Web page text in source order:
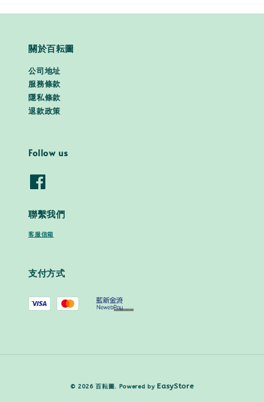
關於百耘圖
公司地址
服務條款
隱私條款
退款政策
Follow us
聯繫我們
客服信箱
支付方式
© 2026 百耘圖. Powered by EasyStore